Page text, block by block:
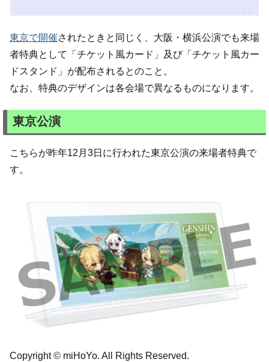
東京で開催されたときと同じく、大阪・横浜公演でも来場
者特典として「チケット風カード」及び「チケット風カー
ドスタンド」が配布されるとのこと。
なお、特典のデザインは各会場で異なるものになります。
東京公演
こちらが昨年12月3日に行われた東京公演の来場者特典で
す。
Copyright © miHoYo. All Rights Reserved.